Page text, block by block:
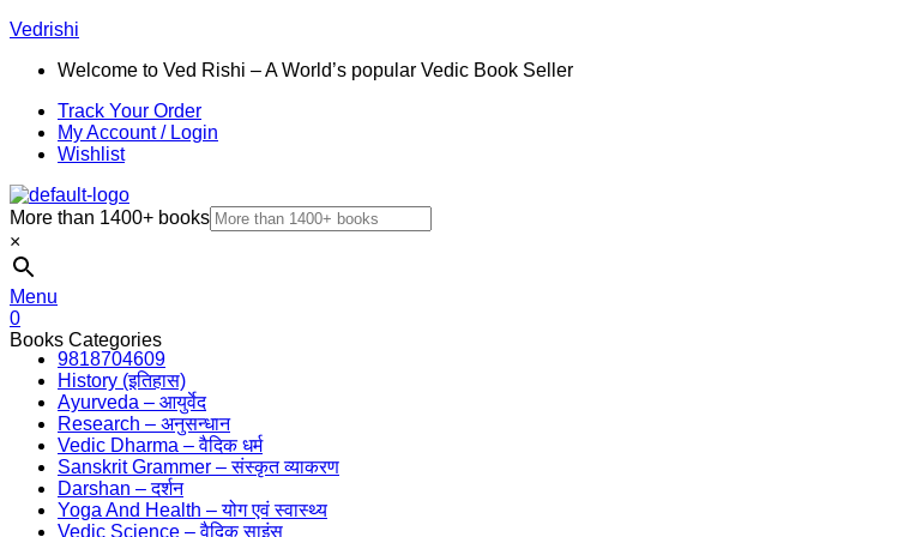
Vedrishi
Welcome to Ved Rishi – A World’s popular Vedic Book Seller
Track Your Order
My Account / Login
Wishlist
More than 1400+ books
×
Menu
0
9818704609
Books Categories
History (इतिहास)
Ayurveda – आयुर्वेद
Research – अनुसन्धान
Vedic Dharma – वैदिक धर्म
Sanskrit Grammer – संस्कृत व्याकरण
Darshan – दर्शन
Yoga And Health – योग एवं स्वास्थ्य
Vedic Science – वैदिक साइंस